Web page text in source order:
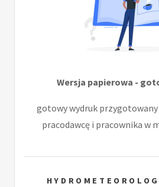
Wersja papierowa -
gotowy wydruk
pracodawcę i pracownika w